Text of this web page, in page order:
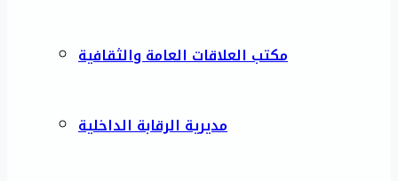
مكتب العلاقات العامة والثقافية
مديرية الرقابة الداخلية